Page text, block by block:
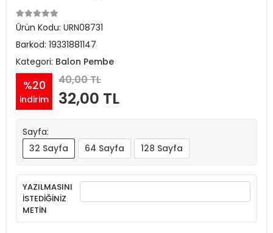
Ürün Kodu: URN08731
Barkod: 19331881147
Kategori: Balon Pembe
%20
indirim
40,00 TL
32,00 TL
Sayfa:
32 Sayfa
64 Sayfa 128 Sayfa
YAZILMASINI
İSTEDİĞİNİZ
METİN